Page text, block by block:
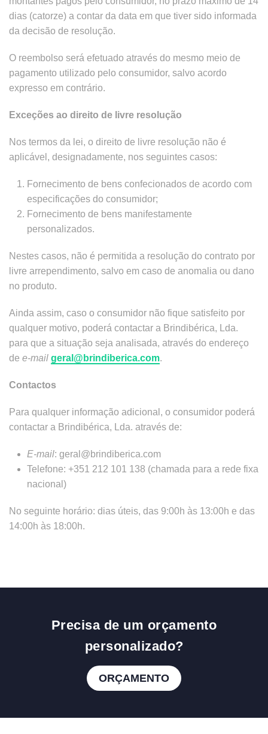
dias (catorze) a contar da data em que tiver sido informada
da decisão de resolução.
O reembolso será efetuado através do mesmo meio de
pagamento utilizado pelo consumidor, salvo acordo
expresso em contrário.
Exceções ao direito de livre resolução
Nos termos da lei, o direito de livre resolução não é
aplicável, designadamente, nos seguintes casos:
Fornecimento de bens confecionados de acordo com
especificações do consumidor;
Fornecimento de bens manifestamente
personalizados.
Nestes casos, não é permitida a resolução do contrato por
livre arrependimento, salvo em caso de anomalia ou dano
no produto.
Ainda assim, caso o consumidor não fique satisfeito por
qualquer motivo, poderá contactar a Brindibérica, Lda.
para que a situação seja analisada, através do endereço
de e-mail geral@brindiberica.com.
Contactos
Para qualquer informação adicional, o consumidor poderá
contactar a Brindibérica, Lda. através de:
E-mail: geral@brindiberica.com
Telefone: +351 212 101 138 (chamada para a rede fixa
nacional)
No seguinte horário: dias úteis, das 9:00h às 13:00h e das
14:00h às 18:00h.
Precisa de um orçamento
personalizado?
ORÇAMENTO